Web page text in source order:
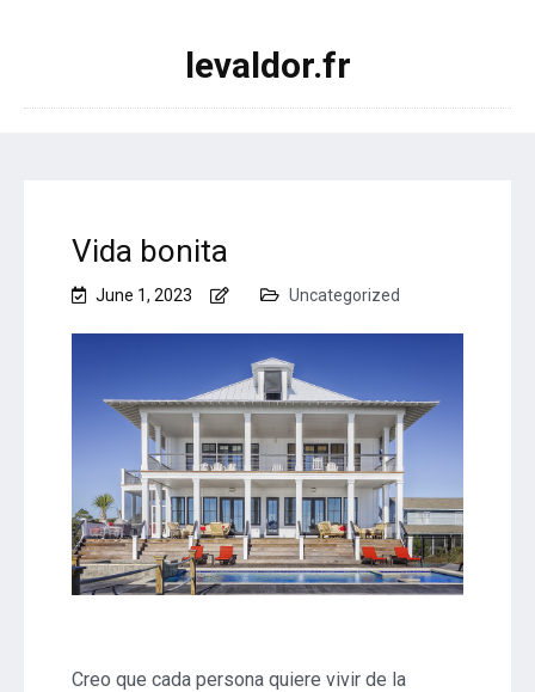
levaldor.fr
Vida bonita
June 1, 2023 Uncategorized
Creo que cada persona quiere vivir de la